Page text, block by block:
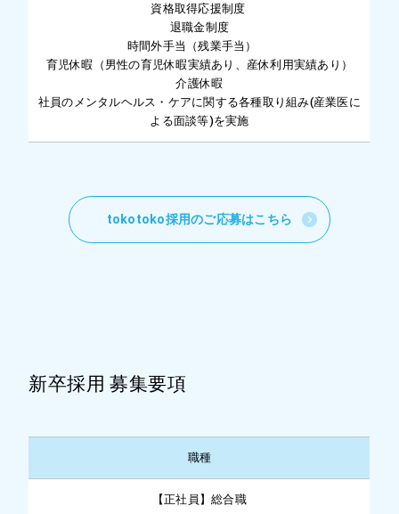
資格取得応援制度
退職金制度
時間外手当（残業手当）
育児休暇（男性の育児休暇実績あり、産休利用実績あり）
介護休暇
社員のメンタルヘルス・ケアに関する各種取り組み(産業医に
よる面談等)を実施
tokotoko採用のご応募はこちら
新卒採用 募集要項
職種
【正社員】総合職